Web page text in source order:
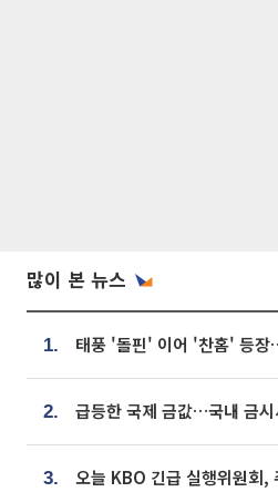
많이 본 뉴스
1.
2. 급등한 국제 금값…국내 금시
3. 오늘 KBO 긴급 실행위원회,